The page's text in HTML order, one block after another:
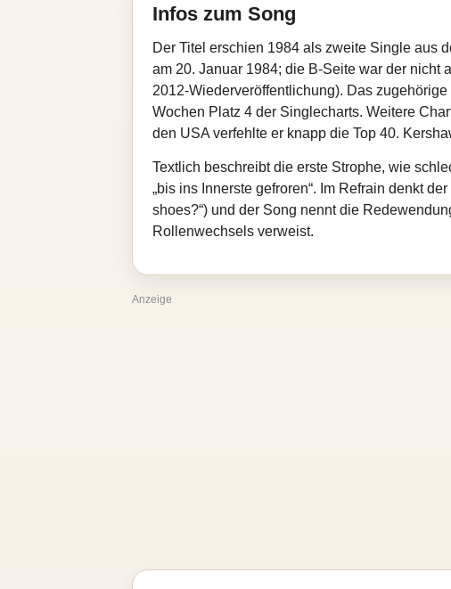
Infos zum Song
Der Titel erschien 1984 als zweite Single aus
am 20. Januar 1984; die B‑Seite war der nicht
2012‑Wiederveröffentlichung). Das
Wochen Platz 4 der Singlecharts. Weitere
den USA verfehlte er knapp die Top 40.
Textlich beschreibt die erste Strophe, wie
„bis ins Innerste gefroren“. Im Refrain denkt
shoes?“) und der Song nennt die
Rollenwechsels verweist.
Anzeige